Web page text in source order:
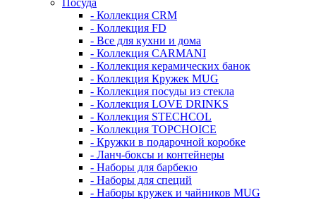
Посуда
- Коллекция CRM
- Коллекция FD
- Все для кухни и дома
- Коллекция CARMANI
- Коллекция керамических банок
- Коллекция Кружек MUG
- Коллекция посуды из стекла
- Коллекция LOVE DRINKS
- Коллекция STECHСOL
- Коллекция TOPCHOICE
- Кружки в подарочной коробке
- Ланч-боксы и контейнеры
- Наборы для барбекю
- Наборы для специй
- Наборы кружек и чайников MUG